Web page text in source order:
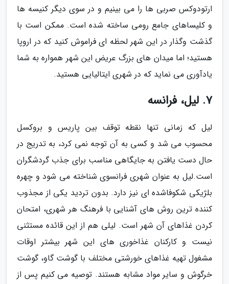
ارتودوکس صربی ها را می بینیم و در سوی دیگر کنیسه ها
و کلیساهای جامع رومی ساخته شده است. ممکن است با
گذشت وگذار در این شهر لحظه ای فراموش کنید که در اروپا
هستید؛ اما میدان های بزرگ عریض این شهر همواره به شما
یادآوری می نماید که در شهری ایتالیایی هستید.
7. لیل، فرانسه
لیل که زمانی تنها نقطه توقف بین پاریس و بروکسل
محسوب می شد و کسی به آن توجه نمی کرد، به تدریج در
حال دست یافتن به جایگاهی مناسب برای جذب گردشگران
است.لیل به عنوان شهری فرانسوی شناخته می شود و چهره
بلژیکی شکوفاشده ای نیز دارد. بدون تردید یکی از مجذوب
کننده ترین روش های آشنایی با فرهنگ هر شهری، امتحان
کردن غذاهای آن شهر است. لیلی هم از این قائده مستثنی
نیست و کارکنان غذاخوری های این شهر بیشتر اوقات
مشغول تهیه غذاهای خورشتی مختلف با گوشت گاو، گوشت
خرگوش و سایر مواد مشابه هستند. توصیه می کنیم پس از